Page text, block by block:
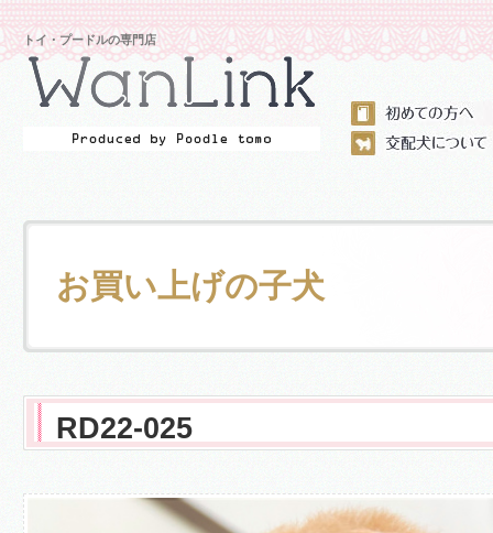
トイ・プードルの専門店
お買い上げの子犬
RD22-025